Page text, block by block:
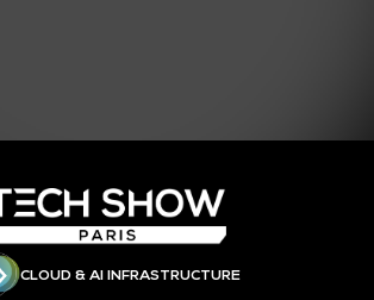
CLOUD & AI INFRASTRUCTURE